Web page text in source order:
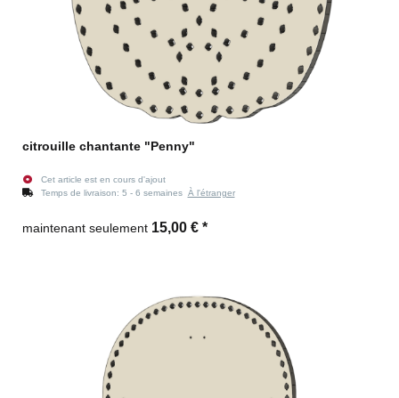
citrouille chantante "Penny"
Cet article est en cours d'ajout
Temps de livraison: 5 - 6 semaines À l'étranger
maintenant seulement 15,00 € *